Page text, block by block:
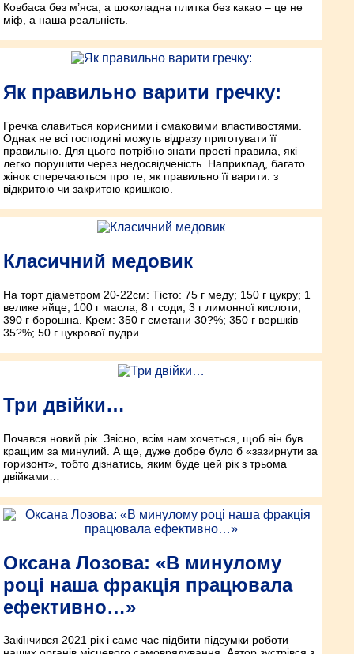
Ковбаса без м’яса, а шоколадна плитка без какао – це не
міф, а наша реальність.
Як правильно варити гречку:
Гречка славиться корисними і смаковими властивостями.
Однак не всі господині можуть відразу приготувати її
правильно. Для цього потрібно знати прості правила, які
легко порушити через недосвідченість. Наприклад, багато
жінок сперечаються про те, як правильно її варити: з
відкритою чи закритою кришкою.
Класичний медовик
На торт діаметром 20-22см: Тісто: 75 г меду; 150 г цукру; 1
велике яйце; 100 г масла; 8 г соди; 3 г лимонної кислоти;
390 г борошна. Крем: 350 г сметани 30?%; 350 г вершків
35?%; 50 г цукрової пудри.
Три двійки…
Почався новий рік. Звісно, всім нам хочеться, щоб він був
кращим за минулий. А ще, дуже добре було б «зазирнути за
горизонт», тобто дізнатись, яким буде цей рік з трьома
двійками…
Оксана Лозова: «В минулому
році наша фракція працювала
ефективно…»
Закінчився 2021 рік і саме час підбити підсумки роботи